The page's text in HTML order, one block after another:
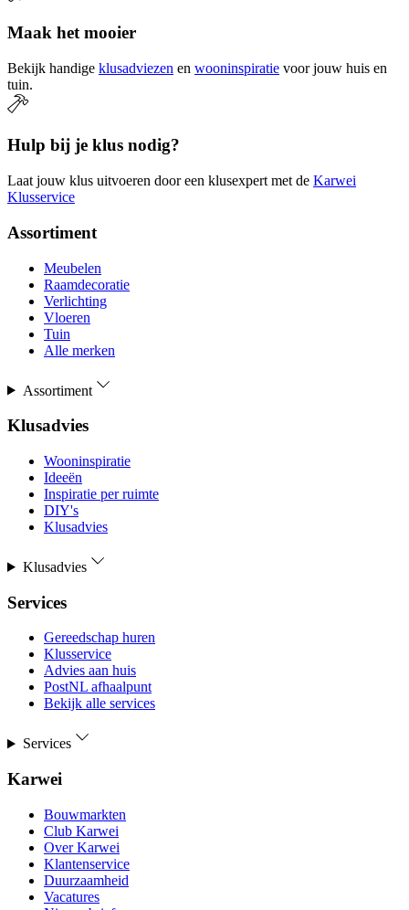
Maak het mooier
Bekijk handige klusadviezen en wooninspiratie voor jouw huis en
tuin.
Hulp bij je klus nodig?
Laat jouw klus uitvoeren door een klusexpert met de Karwei
Klusservice
Assortiment
Meubelen
Raamdecoratie
Verlichting
Vloeren
Tuin
Alle merken
Assortiment
Klusadvies
Wooninspiratie
Ideeën
Inspiratie per ruimte
DIY's
Klusadvies
Klusadvies
Services
Gereedschap huren
Klusservice
Advies aan huis
PostNL afhaalpunt
Bekijk alle services
Services
Karwei
Bouwmarkten
Club Karwei
Over Karwei
Klantenservice
Duurzaamheid
Vacatures